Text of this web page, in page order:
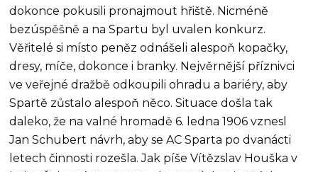
dokonce pokusili pronajmout hřiště. Nicméně
bezúspěšně a na Spartu byl uvalen konkurz.
Věřitelé si místo peněz odnášeli alespoň kopačky,
dresy, míče, dokonce i branky. Nejvěrnější příznivci
ve veřejné dražbě odkoupili ohradu a bariéry, aby
Spartě zůstalo alespoň něco. Situace došla tak
daleko, že na valné hromadě 6. ledna 1906 vznesl
Jan Schubert návrh, aby se AC Sparta po dvanácti
letech činnosti rozešla. Jak píše Vítězslav Houška v